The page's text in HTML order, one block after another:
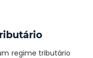
regime tributário